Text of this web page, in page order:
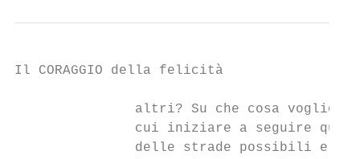
Il CORAGGIO della felicità
altri? Su che cosa voglio
cui iniziare a seguire
delle strade possibili e